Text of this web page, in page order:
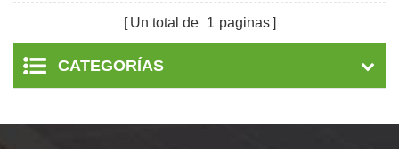
metal para Corea
tejas
Un total de 1 paginas
CATEGORÍAS